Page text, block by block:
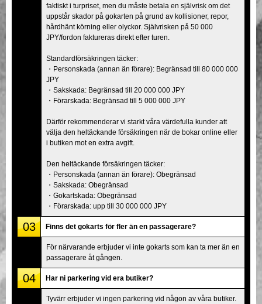
faktiskt i turpriset, men du måste betala en självrisk om det
uppstår skador på gokarten på grund av kollisioner, repor,
hårdhänt körning eller olyckor. Självrisken på 50 000
JPY/fordon faktureras direkt efter turen.
Standardförsäkringen täcker:
・Personskada (annan än förare): Begränsad till 80 000 000
JPY
・Sakskada: Begränsad till 20 000 000 JPY
・Förarskada: Begränsad till 5 000 000 JPY
Därför rekommenderar vi starkt våra värdefulla kunder att
välja den heltäckande försäkringen när de bokar online eller
i butiken mot en extra avgift.
Den heltäckande försäkringen täcker:
・Personskada (annan än förare): Obegränsad
・Sakskada: Obegränsad
・Gokartskada: Obegränsad
・Förarskada: upp till 30 000 000 JPY
03 Finns det gokarts för fler än en passagerare?
För närvarande erbjuder vi inte gokarts som kan ta mer än en
passagerare åt gången.
04 Har ni parkering vid era butiker?
Tyvärr erbjuder vi ingen parkering vid någon av våra butiker.